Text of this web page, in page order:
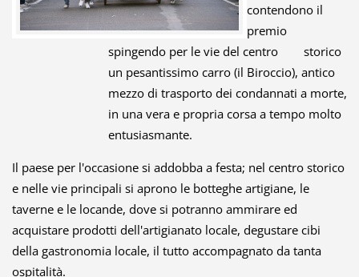
contendono il
premio
spingendo per le vie del centro storico
un pesantissimo carro (il Biroccio), antico
mezzo di trasporto dei condannati a morte,
in una vera e propria corsa a tempo molto
entusiasmante.
Il paese per l'occasione si addobba a festa; nel centro storico
e nelle vie principali si aprono le botteghe artigiane, le
taverne e le locande, dove si potranno ammirare ed
acquistare prodotti dell'artigianato locale, degustare cibi
della gastronomia locale, il tutto accompagnato da tanta
ospitalità.